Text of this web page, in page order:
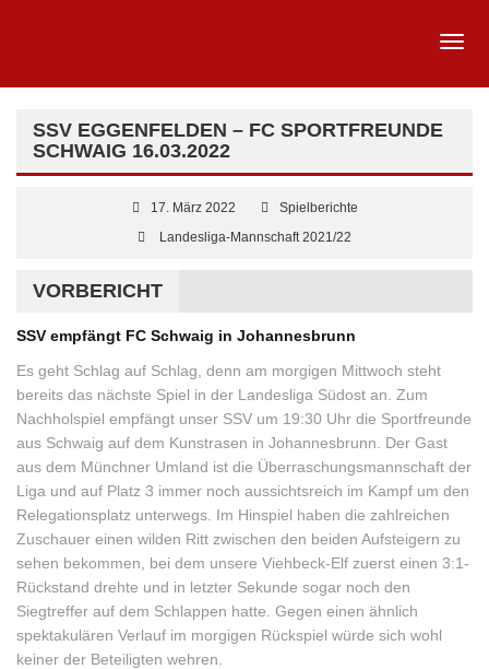
SSV EGGENFELDEN – FC SPORTFREUNDE
SCHWAIG 16.03.2022
17. März 2022
Spielberichte
Landesliga-Mannschaft 2021/22
VORBERICHT
SSV empfängt FC Schwaig in Johannesbrunn
Es geht Schlag auf Schlag, denn am morgigen Mittwoch steht
bereits das nächste Spiel in der Landesliga Südost an. Zum
Nachholspiel empfängt unser SSV um 19:30 Uhr die Sportfreunde
aus Schwaig auf dem Kunstrasen in Johannesbrunn. Der Gast
aus dem Münchner Umland ist die Überraschungsmannschaft der
Liga und auf Platz 3 immer noch aussichtsreich im Kampf um den
Relegationsplatz unterwegs. Im Hinspiel haben die zahlreichen
Zuschauer einen wilden Ritt zwischen den beiden Aufsteigern zu
sehen bekommen, bei dem unsere Viehbeck-Elf zuerst einen 3:1-
Rückstand drehte und in letzter Sekunde sogar noch den
Siegtreffer auf dem Schlappen hatte. Gegen einen ähnlich
spektakulären Verlauf im morgigen Rückspiel würde sich wohl
keiner der Beteiligten wehren.